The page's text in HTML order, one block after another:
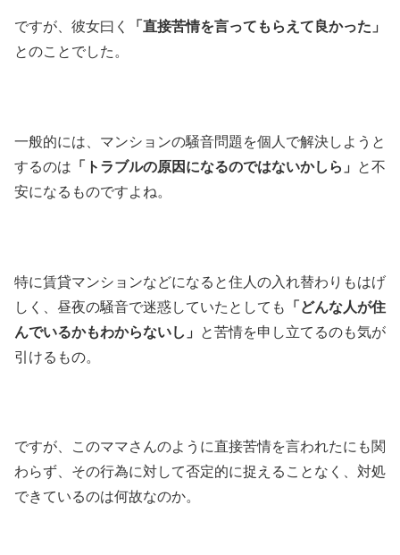
ですが、彼女曰く
「直接苦情を言ってもらえて良かった」
とのことでした。
一般的には、マンションの騒音問題を個人で解決しようと
するのは 「トラブルの原因になるのではないかしら」
と不
安になるものですよね。
特に賃貸マンションなどになると住人の入れ替わりもはげ
しく、昼夜の騒音で迷惑していたとしても
「どんな人が住
んでいるかもわからないし」
と苦情を申し立てるのも気が
引けるもの。
ですが、このママさんのように直接苦情を言われたにも関
わらず、その行為に対して否定的に捉えることなく、対処
できているのは何故なのか。